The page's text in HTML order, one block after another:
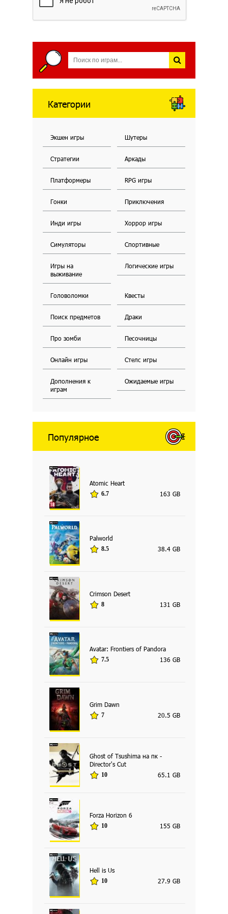
Категории
Экшен игры Шутеры
Стратегии Аркады
Платформеры RPG игры
Гонки Приключения
Инди игры Хоррор игры
Симуляторы Спортивные
Игры на
выживание
Логические игры
Головоломки Квесты
Поиск предметов Драки
Про зомби Песочницы
Онлайн игры Стелс игры
Дополнения к
играм
Ожидаемые игры
Популярное
Atomic Heart
6.7 163 GB
Palworld
8.5 38.4 GB
Crimson Desert
8 131 GB
Avatar: Frontiers of Pandora
7.5 136 GB
Grim Dawn
7 20.5 GB
Ghost of Tsushima на пк -
Director's Cut
10 65.1 GB
Forza Horizon 6
10 155 GB
Hell is Us
10 27.9 GB